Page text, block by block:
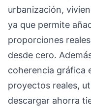
urbanización,
ya que permite
proporciones
desde cero.
coherencia gráfica
proyectos reales,
descargar ahorra